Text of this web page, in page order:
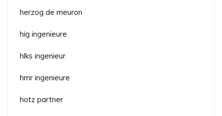
herzog de meuron
hig ingenieure
hlks ingenieur
hmr ingenieure
hotz partner